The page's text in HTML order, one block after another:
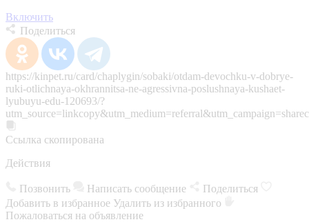
Включить
Поделиться
https://kinpet.ru/card/chaplygin/sobaki/otdam-devochku-v-dobrye-
ruki-otlichnaya-okhrannitsa-ne-agressivna-poslushnaya-kushaet-
lyubuyu-edu-120693/?
Ссылка скопирована
Действия
Позвонить Написать сообщение
Поделиться
Добавить в избранное Удалить из избранного
Пожаловаться на объявление